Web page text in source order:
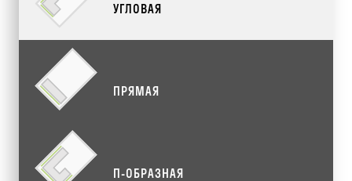
УГЛОВАЯ
ПРЯМАЯ
П-ОБРАЗНАЯ